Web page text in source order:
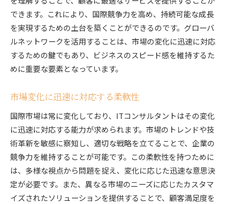
できます。これにより、国際競争力を高め、持続可能な成長
を実現するための土台を築くことができるのです。グローバ
ルネットワークを活用することは、市場の変化に迅速に対応
するための鍵でもあり、ビジネスのスピード感を維持するた
めに重要な要素となっています。
市場変化に迅速に対応する柔軟性
国際市場は常に変化しており、ITコンサルタントはその変化
に迅速に対応する能力が求められます。市場のトレンドや技
術革新を敏感に察知し、適切な戦略を立てることで、企業の
競争力を維持することが可能です。この柔軟性を持つために
は、多様な視点から問題を捉え、変化に応じた迅速な意思決
定が必要です。また、異なる市場のニーズに応じたカスタマ
イズされたソリューションを提供することで、顧客満足度を